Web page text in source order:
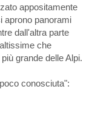
appositamente
aprono panorami
dall'altra parte
che
grande delle Alpi.
conosciuta":